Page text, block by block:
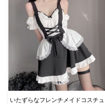
いたずらなフレンチメイドコスチュ